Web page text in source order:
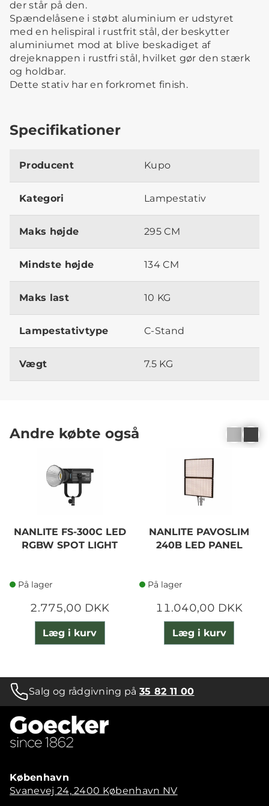
der står på den.
Spændelåsene i støbt aluminium er udstyret
med en helispiral i rustfrit stål, der beskytter
aluminiumet mod at blive beskadiget af
drejeknappen i rustfri stål, hvilket gør den stærk
og holdbar.
Dette stativ har en forkromet finish.
Specifikationer
Producent Kupo
Kategori Lampestativ
Maks højde 295 CM
Mindste højde 134 CM
Maks last 10 KG
Lampestativtype C-Stand
Vægt 7.5 KG
Andre købte også
NANLITE FS-300C LED
RGBW SPOT LIGHT
På lager
2.775,00 DKK
Læg i kurv
NANLITE PAVOSLIM
240B LED PANEL
På lager
11.040,00 DKK
Læg i kurv
Salg og rådgivning på35 82 11 00
København
Svanevej 24, 2400 København NV